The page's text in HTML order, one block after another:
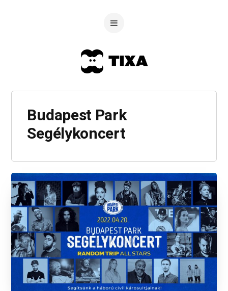
Budapest Park
Segélykoncert